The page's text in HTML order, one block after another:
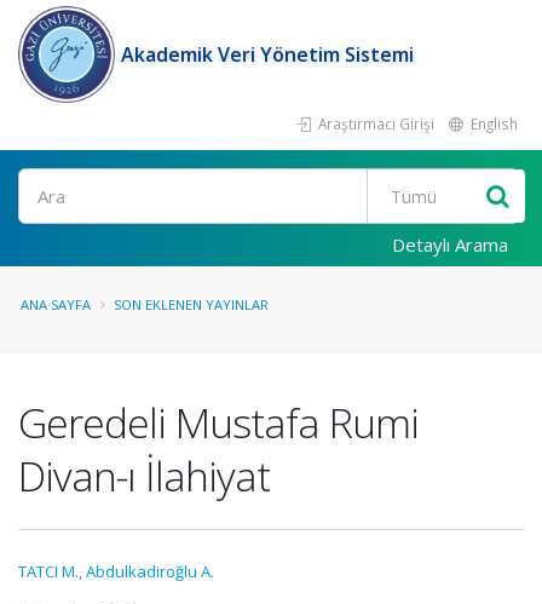
Akademik Veri Yönetim Sistemi
Araştırmacı Girişi English
Ara
Detaylı Arama
ANA SAYFA SON EKLENEN YAYINLAR
Geredeli Mustafa Rumi
Divan-ı İlahiyat
TATCI M.,Abdulkadiroğlu A.